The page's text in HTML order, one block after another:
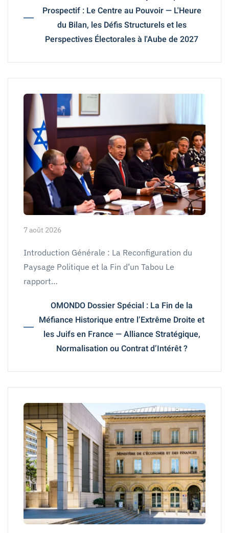
Prospectif : Le Centre au Pouvoir — L'Heure
du Bilan, les Défis Structurels et les
Perspectives Électorales à l'Aube de 2027
7 août 2026
Introduction Générale : La Reconfiguration du
Paysage Politique et la Fin d’un Tabou Le
rapport…
OMONDO Dossier Spécial : La Fin de la
Méfiance Historique entre l’Extrême Droite et
les Juifs en France — Alliance Stratégique,
Normalisation ou Contrat d’Intérêt ?